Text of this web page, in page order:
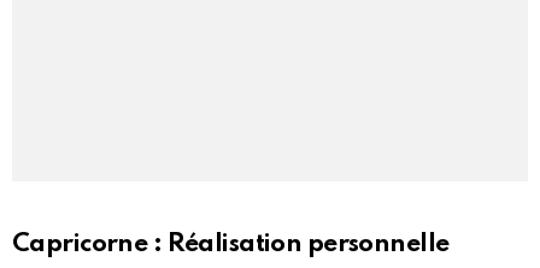
Capricorne : Réalisation personnelle